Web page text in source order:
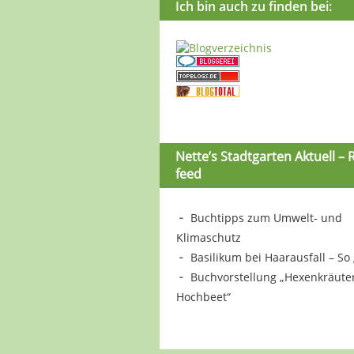
Ich bin auch zu finden bei:
Nette’s Stadtgarten Aktuell –
feed
Buchtipps zum Umwelt- und
Klimaschutz
Basilikum bei Haarausfall – So
Buchvorstellung
Hochbeet“